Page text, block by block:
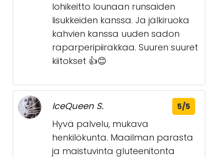
lohikeitto lounaan runsaiden
lisukkeiden kanssa. Ja jälkiruoka
kahvien kanssa uuden sadon
raparperipiirakkaa. Suuren suuret
kiitokset 👍😊
IceQueen S. 5/5
Hyvä palvelu, mukava
henkilökunta. Maailman parasta
ja maistuvinta gluteenitonta